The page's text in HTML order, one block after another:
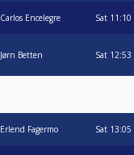
Carlos Encelegre Sat 11:10
Jørn Betten Sat 12:53
Erlend Fagermo Sat 13:05